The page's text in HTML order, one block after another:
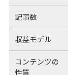
記事数
収益モデル
コンテンツの
性質